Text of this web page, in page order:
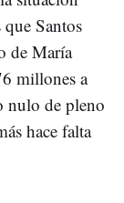
Santos
de María
millones a
nulo de pleno
hace falta